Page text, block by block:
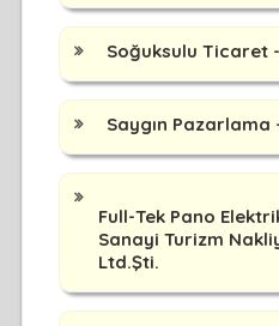
Soğuksulu Ticaret
Saygın Pazarlama
Full-Tek Pano
Sanayi Turizm
Ltd.Şti.